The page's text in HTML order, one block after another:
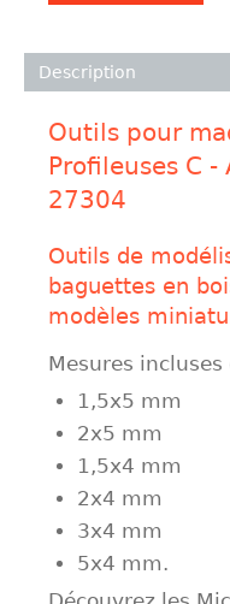
Description
Outils pour
Profileuses C
27304
Outils de
baguettes en
modèles
Mesures
1,5x5 mm
2x5 mm
1,5x4 mm
2x4 mm
3x4 mm
5x4 mm.